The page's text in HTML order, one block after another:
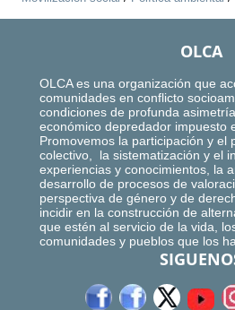
OLCA
OLCA es una organización que
comunidades en conflicto
condiciones de profunda
económico depredador impuesto
Promovemos la participación y el
colectivo, la sistematización y el
experiencias y conocimientos, la
desarrollo de procesos de
perspectiva de género y de
incidir en la construcción de
que estén al servicio de la vida,
comunidades y pueblos que los